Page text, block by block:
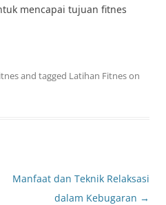
mencapai tujuan fitnes
and tagged Latihan Fitneson
Manfaat dan Teknik Relaksasi
dalam Kebugaran →